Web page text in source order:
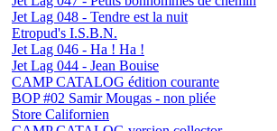
Jet Lag 048 - Tendre est la nuit
Etropud's I.S.B.N.
Jet Lag 046 - Ha ! Ha !
Jet Lag 044 - Jean Bouise
CAMP CATALOG édition courante
BOP #02 Samir Mougas - non pliée
Store Californien